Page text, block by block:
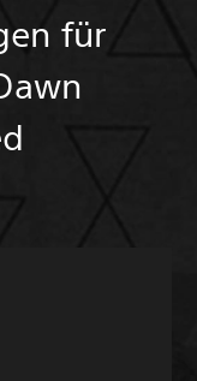
für